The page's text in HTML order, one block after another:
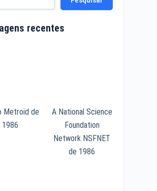
recentes
Metroid de
1986
A National Science
Foundation
Network NSFNET
de 1986